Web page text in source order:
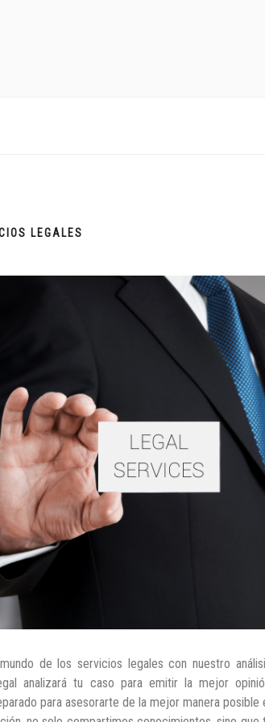
LEGALES
de los servicios legales con nuestro
analizará tu caso para emitir la mejor
para asesorarte de la mejor manera